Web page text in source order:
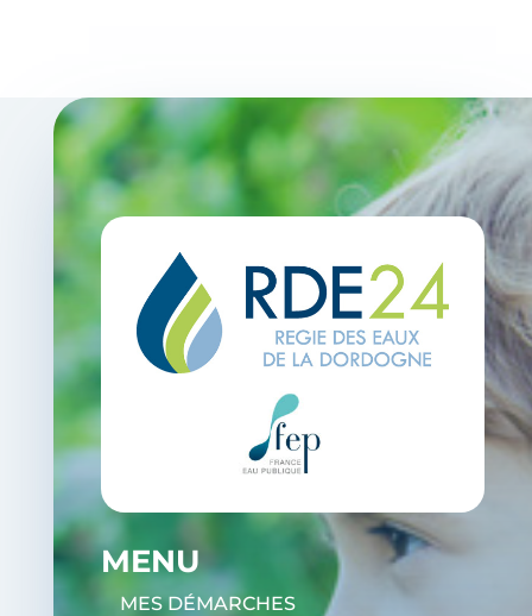
MENU
MES DÉMARCHES